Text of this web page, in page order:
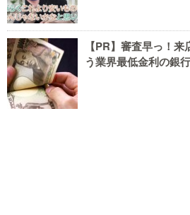
【PR】審査早っ！
う業界最低金利の銀